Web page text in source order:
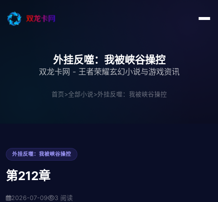
外挂反噬：我被峡谷操控
双龙卡网 - 王者荣耀玄幻小说与游戏资讯
首页>全部小说>外挂反噬：我被峡谷操控
外挂反噬：我被峡谷操控
第212章
2026-07-09 3 阅读